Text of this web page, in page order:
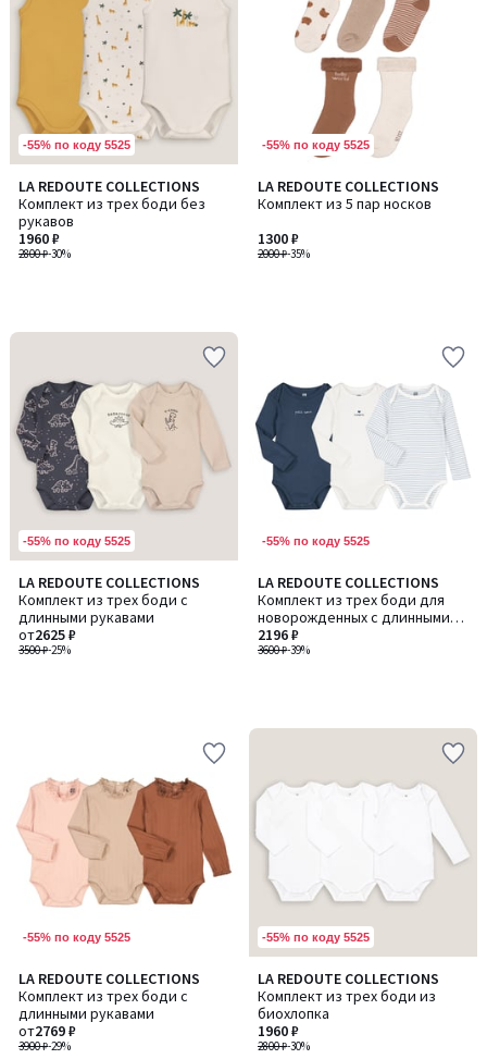
-55% по коду 5525
LA REDOUTE COLLECTIONS
Комплект из трех боди без
рукавов
2800 ₽-30%
1960 ₽
-55% по коду 5525
LA REDOUTE COLLECTIONS
Комплект из 5 пар носков
2000 ₽-35%
1300 ₽
-55% по коду 5525
LA REDOUTE COLLECTIONS
Комплект из трех боди с
длинными рукавами
3500 ₽-25%
от2625 ₽
-55% по коду 5525
LA REDOUTE COLLECTIONS
Комплект из трех боди для
новорожденных с длинными
рукавами
3600 ₽-39%
2196 ₽
-55% по коду 5525
LA REDOUTE COLLECTIONS
Комплект из трех боди с
длинными рукавами
3900 ₽-29%
от2769 ₽
-55% по коду 5525
LA REDOUTE COLLECTIONS
Комплект из трех боди из
биохлопка
2800 ₽-30%
1960 ₽